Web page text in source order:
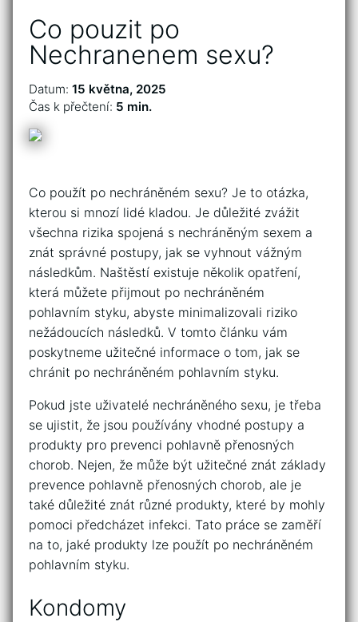
Co pouzit po
Nechranenem sexu?
Datum: 15 května, 2025
Čas k přečtení: 5 min.
Co použít po nechráněném sexu? Je to otázka,
kterou si mnozí lidé kladou. Je důležité zvážit
všechna rizika spojená s nechráněným sexem a
znát správné postupy, jak se vyhnout vážným
následkům. Naštěstí existuje několik opatření,
která můžete přijmout po nechráněném
pohlavním styku, abyste minimalizovali riziko
nežádoucích následků. V tomto článku vám
poskytneme užitečné informace o tom, jak se
chránit po nechráněném pohlavním styku.
Pokud jste uživatelé nechráněného sexu, je třeba
se ujistit, že jsou používány vhodné postupy a
produkty pro prevenci pohlavně přenosných
chorob. Nejen, že může být užitečné znát základy
prevence pohlavně přenosných chorob, ale je
také důležité znát různé produkty, které by mohly
pomoci předcházet infekci. Tato práce se zaměří
na to, jaké produkty lze použít po nechráněném
pohlavním styku.
Kondomy